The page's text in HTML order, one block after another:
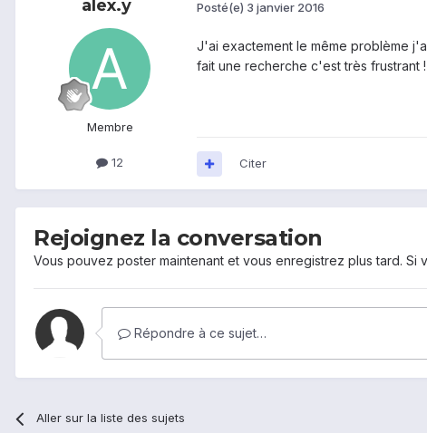
alex.y
Membre
12
Posté(e) 3 janvier 2016
J'ai exactement le même problème
fait une recherche c'est très frustrant !
Citer
Rejoignez la conversation
Vous pouvez poster maintenant et vous enregistrez plus tard. Si
Répondre à ce sujet…
Aller sur la liste des sujets